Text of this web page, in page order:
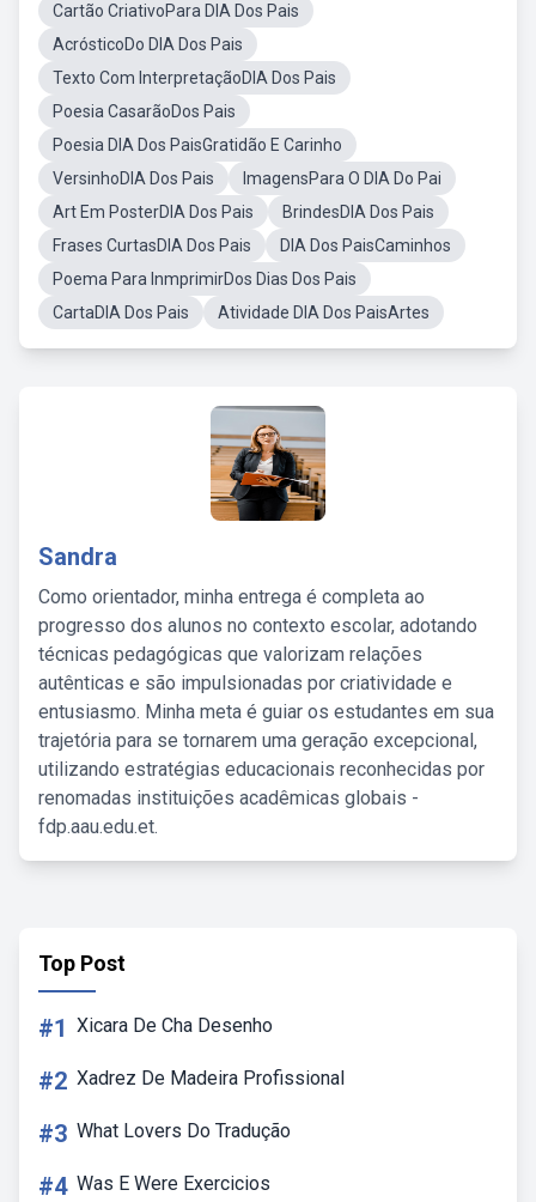
Cartão CriativoPara DIA Dos Pais
AcrósticoDo DIA Dos Pais
Texto Com InterpretaçãoDIA Dos Pais
Poesia CasarãoDos Pais
Poesia DIA Dos PaisGratidão E Carinho
VersinhoDIA Dos Pais
ImagensPara O DIA Do Pai
Art Em PosterDIA Dos Pais
BrindesDIA Dos Pais
Frases CurtasDIA Dos Pais
DIA Dos PaisCaminhos
Poema Para InmprimirDos Dias Dos Pais
CartaDIA Dos Pais
Atividade DIA Dos PaisArtes
Sandra
Como orientador, minha entrega é completa ao
progresso dos alunos no contexto escolar, adotando
técnicas pedagógicas que valorizam relações
autênticas e são impulsionadas por criatividade e
entusiasmo. Minha meta é guiar os estudantes em sua
trajetória para se tornarem uma geração excepcional,
utilizando estratégias educacionais reconhecidas por
renomadas instituições acadêmicas globais -
fdp.aau.edu.et.
Top Post
#1 Xicara De Cha Desenho
#2 Xadrez De Madeira Profissional
#3 What Lovers Do Tradução
#4 Was E Were Exercicios